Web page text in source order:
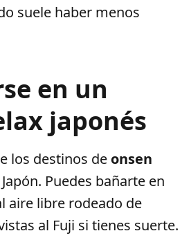
suele haber menos
en un
japonés
los destinos de onsen
Puedes bañarte en
aire libre rodeado de
al Fuji si tienes suerte.